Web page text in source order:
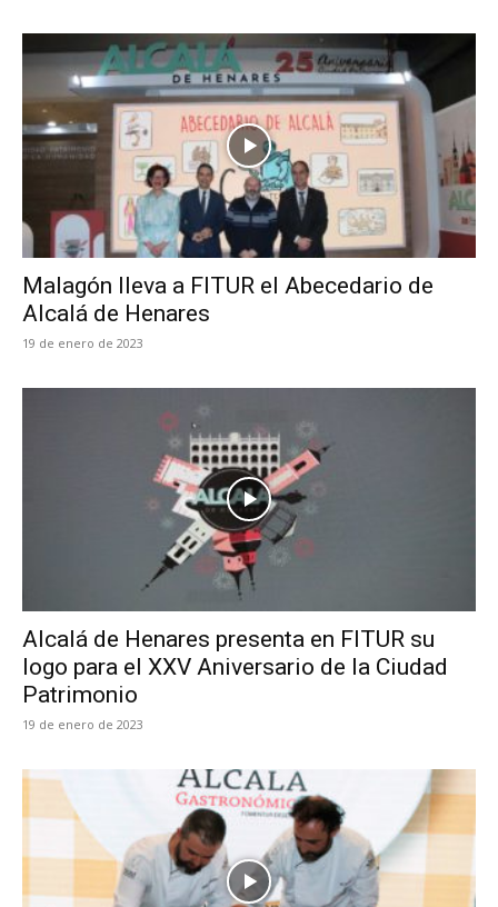
Malagón lleva a FITUR el Abecedario de
Alcalá de Henares
19 de enero de 2023
Alcalá de Henares presenta en FITUR su
logo para el XXV Aniversario de la Ciudad
Patrimonio
19 de enero de 2023